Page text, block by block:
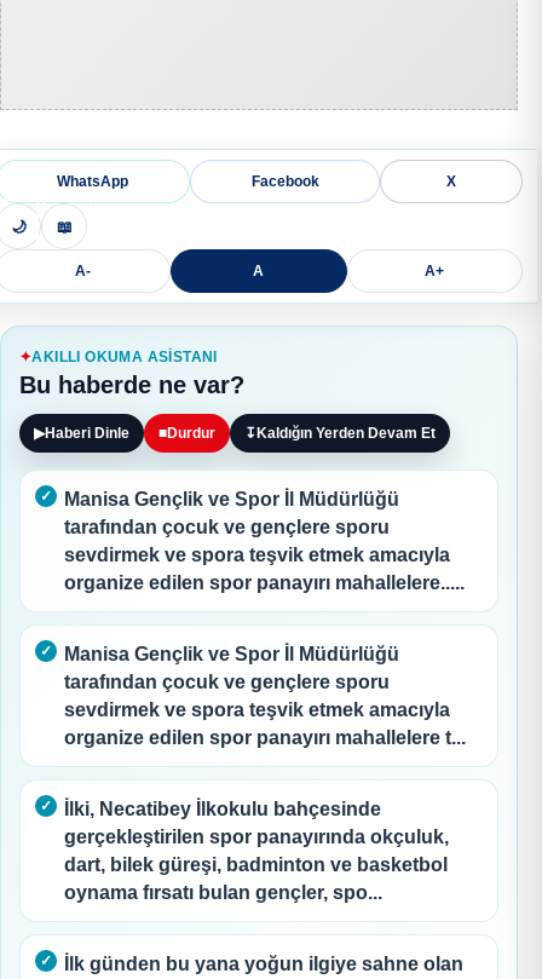
WhatsApp Facebook X
🌙 📖
A- A A+
AKILLI OKUMA ASISTANI
Bu haberde ne var?
▶Haberi Dinle ■Durdur ↧ Kaldığın Yerden Devam Et
Manisa Gençlik ve Spor İl Müdürlüğü
tarafından çocuk ve gençlere sporu
sevdirmek ve spora teşvik etmek amacıyla
organize edilen spor panayırı mahallelere.....
Manisa Gençlik ve Spor İl Müdürlüğü
tarafından çocuk ve gençlere sporu
sevdirmek ve spora teşvik etmek amacıyla
organize edilen spor panayırı mahallelere t...
İlki, Necatibey İlkokulu bahçesinde
gerçekleştirilen spor panayırında okçuluk,
dart, bilek güreşi, badminton ve basketbol
oynama fırsatı bulan gençler, spo...
İlk günden bu yana yoğun ilgiye sahne olan